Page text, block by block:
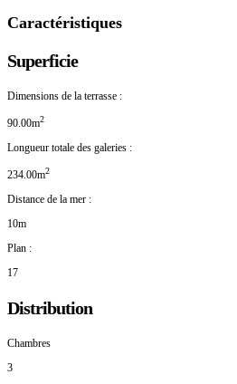
Caractéristiques
Superficie
Dimensions de la terrasse :
90.00m2
Longueur totale des galeries :
234.00m2
Distance de la mer :
10m
Plan :
17
Distribution
Chambres
3